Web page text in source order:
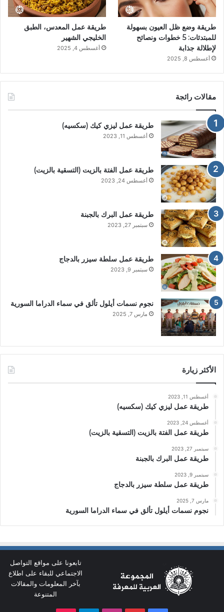
طريقة وضع ظل العيون بسهولة
للمبتدئات: 5 خطوات ونصائح
لإطلالة جذابة
أغسطس 8, 2025
طريقة عمل المعدس، الطبق
الخليجي الشهير
أغسطس 4, 2025
مقالات رائجة
طريقة عمل ليزي كيك (سكسيه)
أغسطس 11, 2023
طريقة عمل الفتة بالزيت (التسقية بالزيت)
أغسطس 24, 2023
طريقة عمل البرك بالجبنة
سبتمبر 27, 2023
طريقة عمل سلطة سيزر بالدجاج
سبتمبر 9, 2023
نجوم نسمات أيلول تألق في سماء الدراما السورية
مارس 7, 2025
الأكثر زيارة
أغسطس 11, 2023
طريقة عمل ليزي كيك (سكسيه)
أغسطس 24, 2023
طريقة عمل الفتة بالزيت (التسقية بالزيت)
سبتمبر 27, 2023
طريقة عمل البرك بالجبنة
سبتمبر 9, 2023
طريقة عمل سلطة سيزر بالدجاج
مارس 7, 2025
نجوم نسمات أيلول تألق في سماء الدراما السورية
تابعونا على مواقع التواصل
الاجتماعي للبقاء على اطلاع
بآخر المعلومات والمقالات
المتنوعة